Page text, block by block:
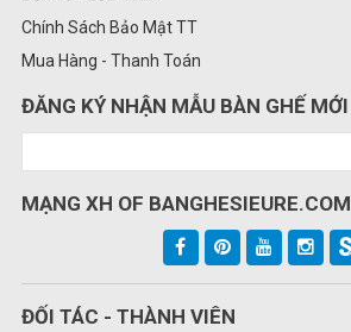
Chính Sách Bảo Mật TT
Mua Hàng - Thanh Toán
ĐĂNG KÝ NHẬN MẪU BÀN GHẾ MỚI
MẠNG XH OF BANGHESIEURE.COM
ĐỐI TÁC - THÀNH VIÊN